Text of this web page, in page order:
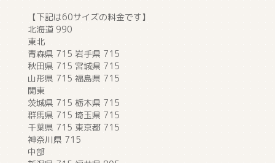
【下記は60サイズの料金です】
北海道 990
東北
青森県 715 岩手県 715
秋田県 715 宮城県 715
山形県 715 福島県 715
関東
茨城県 715 栃木県 715
群馬県 715 埼玉県 715
千葉県 715 東京都 715
神奈川県 715
中部